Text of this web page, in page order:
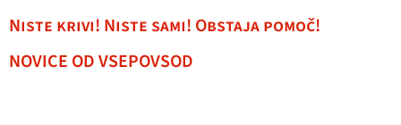
Niste krivi! Niste sami! Obstaja pomoč!
NOVICE OD VSEPOVSOD